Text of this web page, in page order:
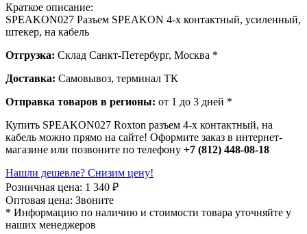
Краткое описание:
SPEAKON027 Разъем SPEAKON 4-х контактный, усиленный,
штекер, на кабель
Отгрузка: Склад Санкт-Петербург, Москва *
Доставка: Самовывоз, терминал ТК
Отправка товаров в регионы: от 1 до 3 дней *
Купить SPEAKON027 Roxton разъем 4-х контактный, на
кабель можно прямо на сайте! Оформите заказ в интернет-
магазине или позвоните по телефону +7 (812) 448-08-18
Нашли дешевле? Снизим цену!
Розничная цена: 1 340 ₽
Оптовая цена: Звоните
* Информацию по наличию и стоимости товара уточняйте у
наших менеджеров